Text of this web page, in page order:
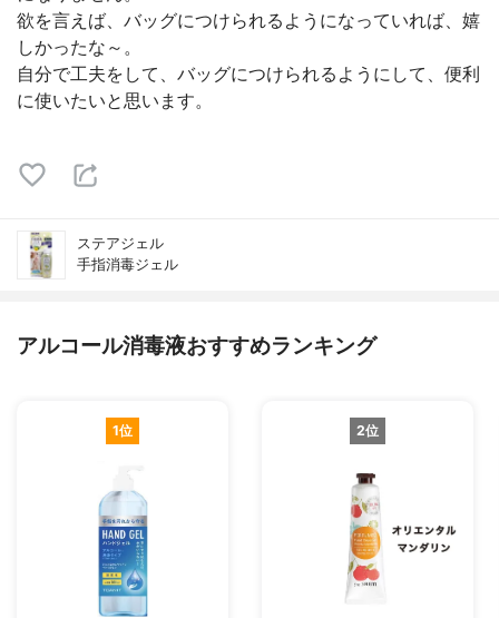
欲を言えば、バッグにつけられるようになっていれば、嬉
しかったな～。
自分で工夫をして、バッグにつけられるようにして、便利
に使いたいと思います。
ステアジェル
手指消毒ジェル
アルコール消毒液おすすめランキング
1位 2位